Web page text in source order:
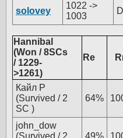
solovey
1022 ->
1003
Hannibal
(Won / 8SCs
/ 1229-
>1261)
Re
Кайл Р
(Survived / 2
SC )
64%
john_dow
(Survived / 2
49%